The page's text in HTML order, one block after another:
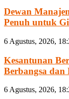
Dewan
Penuh untuk
6 Agustus, 2026,
Kesantunan
Berbangsa dan
6 Agustus, 2026,